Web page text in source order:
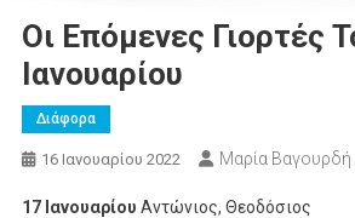
Οι Επόμενες Γιορτές
Ιανουαρίου
Διάφορα
16 Ιανουαρίου 2022 Μαρία Βαγουρδή
17 Ιανουαρίου Αντώνιος, Θεοδόσιος